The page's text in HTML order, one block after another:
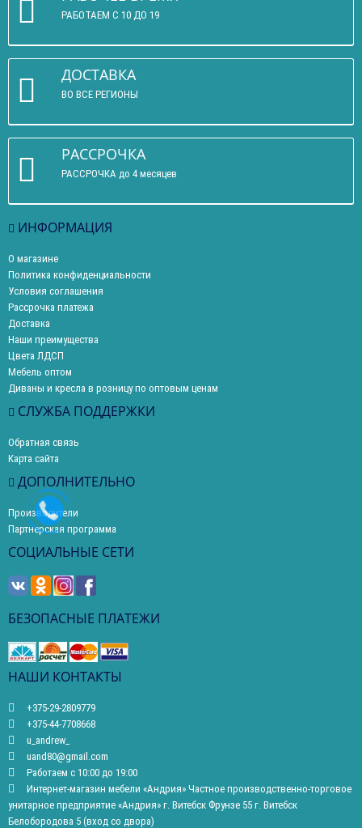
РАБОТАЕМ С 10 ДО 19
ДОСТАВКА
ВО ВСЕ РЕГИОНЫ
РАССРОЧКА
РАССРОЧКА до 4 месяцев
ИНФОРМАЦИЯ
О магазине
Политика конфиденциальности
Условия соглашения
Рассрочка платежа
Доставка
Наши преимущества
Цвета ЛДСП
Мебель оптом
Диваны и кресла в розницу по оптовым ценам
СЛУЖБА ПОДДЕРЖКИ
Обратная связь
Карта сайта
ДОПОЛНИТЕЛЬНО
Производители
Партнерская программа
СОЦИАЛЬНЫЕ СЕТИ
БЕЗОПАСНЫЕ ПЛАТЕЖИ
НАШИ КОНТАКТЫ
+375-29-2809779
+375-44-7708668
u_andrew_
uand80@gmail.com
Работаем с 10:00 до 19:00
Интернет-магазин мебели «Андрия» Частное производственно-торговое
унитарное предприятие «Андрия» г. Витебск Фрунзе 55 г. Витебск
Белобородова 5 (вход со двора)